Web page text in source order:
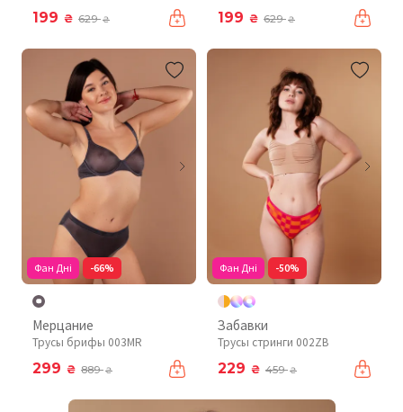
199 ₴ 629₴ 199 ₴ 629₴
Фан Дні -66%
Мерцание
Трусы брифы 003MR
299 ₴ 889₴
Фан Дні -50%
Забавки
Трусы стринги 002ZB
229 ₴ 459₴